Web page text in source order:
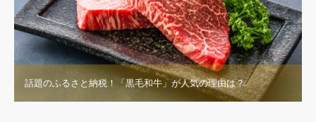
話題のふるさと納税！「黒毛和牛」が人気の理由は？